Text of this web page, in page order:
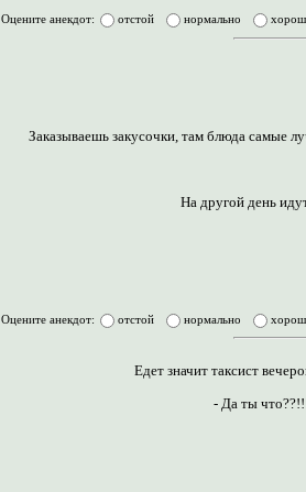
Оцените анекдот: отстой нормально
Заказываешь закусочки, там блюда самые
На другой день
Оцените анекдот: отстой нормально
Едет значит таксист
- Да ты